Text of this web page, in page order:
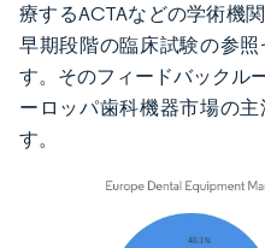
療するACTAなどの学術機
早期段階の臨床試験の参
す。そのフィードバックル
ーロッパ歯科機器市場の
す。